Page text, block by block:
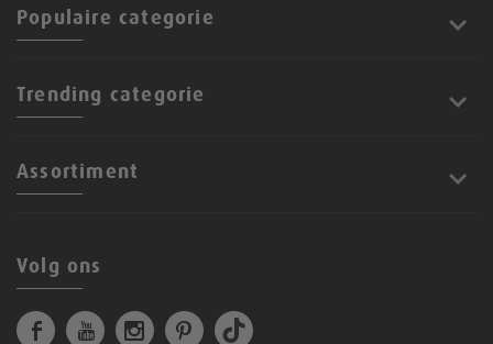
Populaire categorie
Trending categorie
Assortiment
Volg ons